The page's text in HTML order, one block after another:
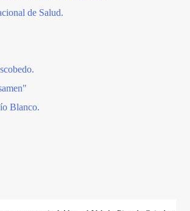
de Salud.
Blanco.